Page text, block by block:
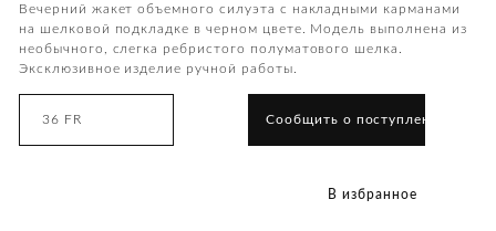
Вечерний жакет объемного силуэта с накладными карманами
на шелковой подкладке в черном цвете. Модель выполнена из
необычного, слегка ребристого полуматового шелка.
Эксклюзивное изделие ручной работы.
36 FR Сообщить о поступлении
В избранное